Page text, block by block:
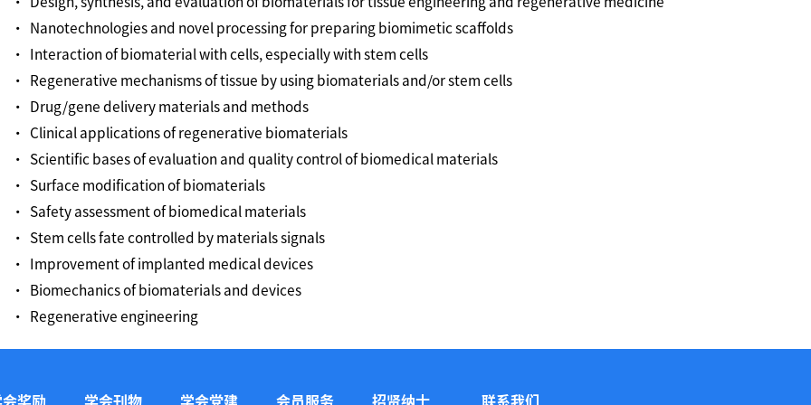
• Design, synthesis, and evaluation of biomaterials for tissue engineering and regenerative medicine
• Nanotechnologies and novel processing for preparing biomimetic scaffolds
• Interaction of biomaterial with cells, especially with stem cells
• Regenerative mechanisms of tissue by using biomaterials and/or stem cells
• Drug/gene delivery materials and methods
• Clinical applications of regenerative biomaterials
• Scientific bases of evaluation and quality control of biomedical materials
• Surface modification of biomaterials
• Safety assessment of biomedical materials
• Stem cells fate controlled by materials signals
• Improvement of implanted medical devices
• Biomechanics of biomaterials and devices
• Regenerative engineering